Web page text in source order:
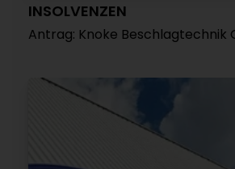
INSOLVENZEN
Antrag: Knoke Beschlagtechnik